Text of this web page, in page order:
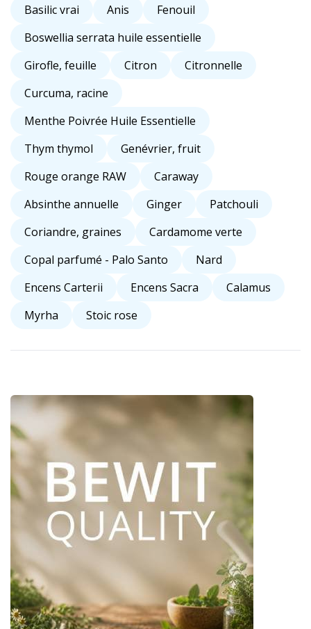
Basilic vrai
Anis
Fenouil
Boswellia serrata huile essentielle
Girofle, feuille
Citron
Citronnelle
Curcuma, racine
Menthe Poivrée Huile Essentielle
Thym thymol
Genévrier, fruit
Rouge orange RAW
Caraway
Absinthe annuelle
Ginger
Patchouli
Coriandre, graines
Cardamome verte
Copal parfumé - Palo Santo
Nard
Encens Carterii
Encens Sacra
Calamus
Myrha
Stoic rose